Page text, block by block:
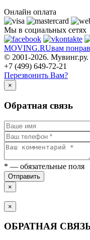
Онлайн оплата
Мы в социальных сетях
MOVING.RUвам
© 2001-2026.
+7 (499) 649-72-21
Перезвонить Вам?
×
Обратная связь
* — обязательные поля
Отправить
×
×
ОБРАТНАЯ